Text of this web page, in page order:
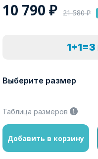
10 790 ₽ 21 580₽
1+1=3
Выберите размер
Таблица размеров
Добавить в корзину